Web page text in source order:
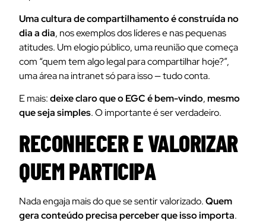
Uma cultura de compartilhamento é construída no
dia a dia, nos exemplos dos líderes e nas pequenas
atitudes. Um elogio público, uma reunião que começa
com “quem tem algo legal para compartilhar hoje?”,
uma área na intranet só para isso — tudo conta.
E mais:deixe claro que o EGC é bem-vindo,mesmo
que seja simples. O importante é ser verdadeiro.
RECONHECER E VALORIZAR
QUEM PARTICIPA
Nada engaja mais do que se sentir valorizado.Quem
gera conteúdo precisa perceber que isso importa.